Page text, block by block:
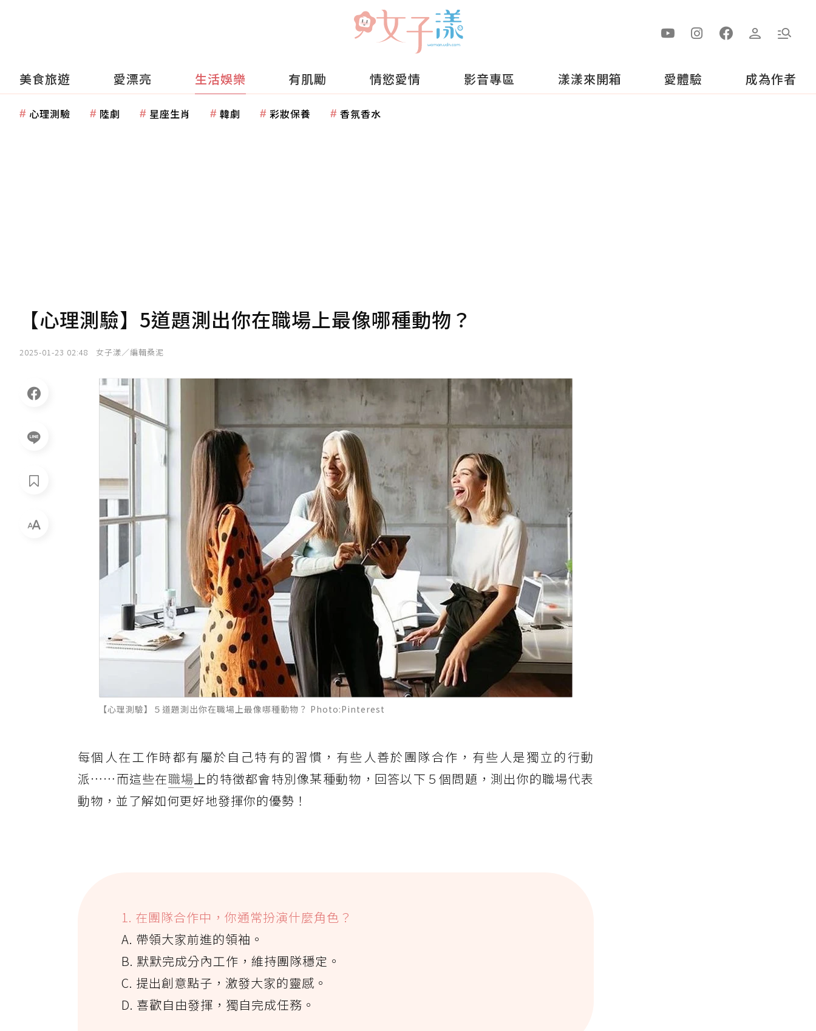
美食旅遊 愛漂亮 生活娛樂 有肌勵 情慾愛情 影音專區 漾漾來開箱 愛體驗 成為作者
心理測驗 陸劇 星座生肖 韓劇 彩妝保養 香氛香水
【心理測驗】5道題測出你在職場上最像哪種動物？
2025-01-23 02:48 女子漾／編輯桑泥
【心理測驗】５道題測出你在職場上最像哪種動物？ Photo:Pinterest
每個人在工作時都有屬於自己特有的習慣，有些人善於團隊合作，有些人是獨立的行動
派⋯⋯而這些在職場上的特徵都會特別像某種動物，回答以下５個問題，測出你的職場代表
動物，並了解如何更好地發揮你的優勢！
1. 在團隊合作中，你通常扮演什麼角色？
A. 帶領大家前進的領袖。
B. 默默完成分內工作，維持團隊穩定。
C. 提出創意點子，激發大家的靈感。
D. 喜歡自由發揮，獨自完成任務。